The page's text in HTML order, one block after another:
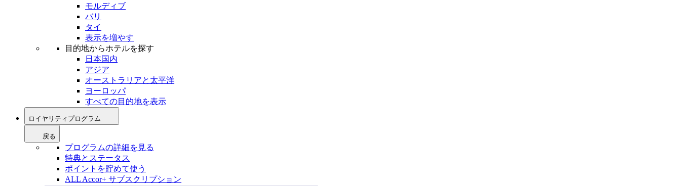
モルディブ
バリ
タイ
表示を増やす
目的地からホテルを探す
日本国内
アジア
オーストラリアと太平洋
ヨーロッパ
すべての目的地を表示
ロイヤリティプログラム
戻る
プログラムの詳細を見る
特典とステータス
ポイントを貯めて使う
ALL Accor+ サブスクリプション